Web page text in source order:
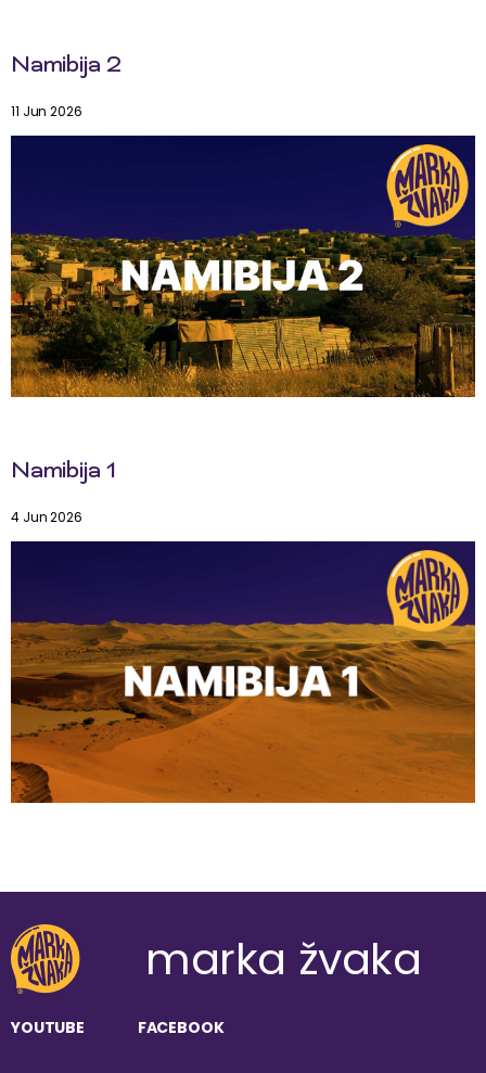
Namibija 2
11 Jun 2026
Namibija 1
4 Jun 2026
marka žvaka
YOUTUBE FACEBOOK